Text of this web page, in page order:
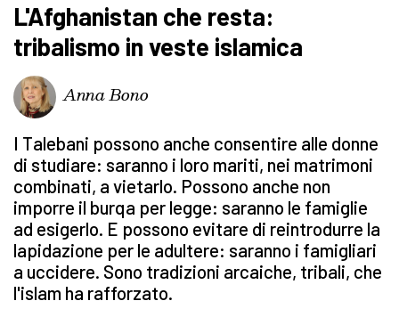
L'Afghanistan che resta:
tribalismo in veste islamica
Anna Bono
I Talebani possono anche consentire alle donne
di studiare: saranno i loro mariti, nei matrimoni
combinati, a vietarlo. Possono anche non
imporre il burqa per legge: saranno le famiglie
ad esigerlo. E possono evitare di reintrodurre la
lapidazione per le adultere: saranno i famigliari
a uccidere. Sono tradizioni arcaiche, tribali, che
l'islam ha rafforzato.